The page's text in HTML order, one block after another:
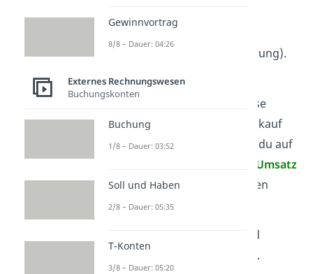
(Vermehrung) oder
Aufwandskonten
(Verminderung).
Während du auf einem
Aufwandskonto beispielsweise
erfasst, wie viel der Wareneinkauf
gekostethat, dokumentierst du auf
Umsatz
durch den Verkauf der fertigen
Ware verdient wurde.
sind
, Bestandskonten aktiv.
Gewinnvortrag
8/8 – Dauer: 04:26
Externes Rechnungswesen
Buchungskonten
Buchung
1/8 – Dauer: 03:52
Soll und Haben
2/8 – Dauer: 05:35
T-Konten
3/8 – Dauer: 05:20